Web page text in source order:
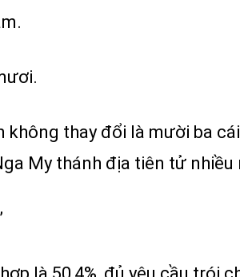
thay đổi là mười ba
My thánh địa tiên tử